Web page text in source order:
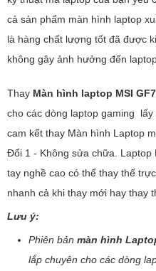
cả sản phẩm màn hình laptop
là hàng chất lượng tốt đã được
không gây ảnh hưởng đến
Thay Màn hình laptop MSI
cho các dòng laptop gaming
cam kết thay Màn hình Laptop
Đổi 1 - Không sửa chữa. Laptop
tay nghề cao có thể thay thế
nhanh cả khi thay mới hay thay
Lưu ý:
Phiên bản màn hình
lắp chuyên cho các dòng